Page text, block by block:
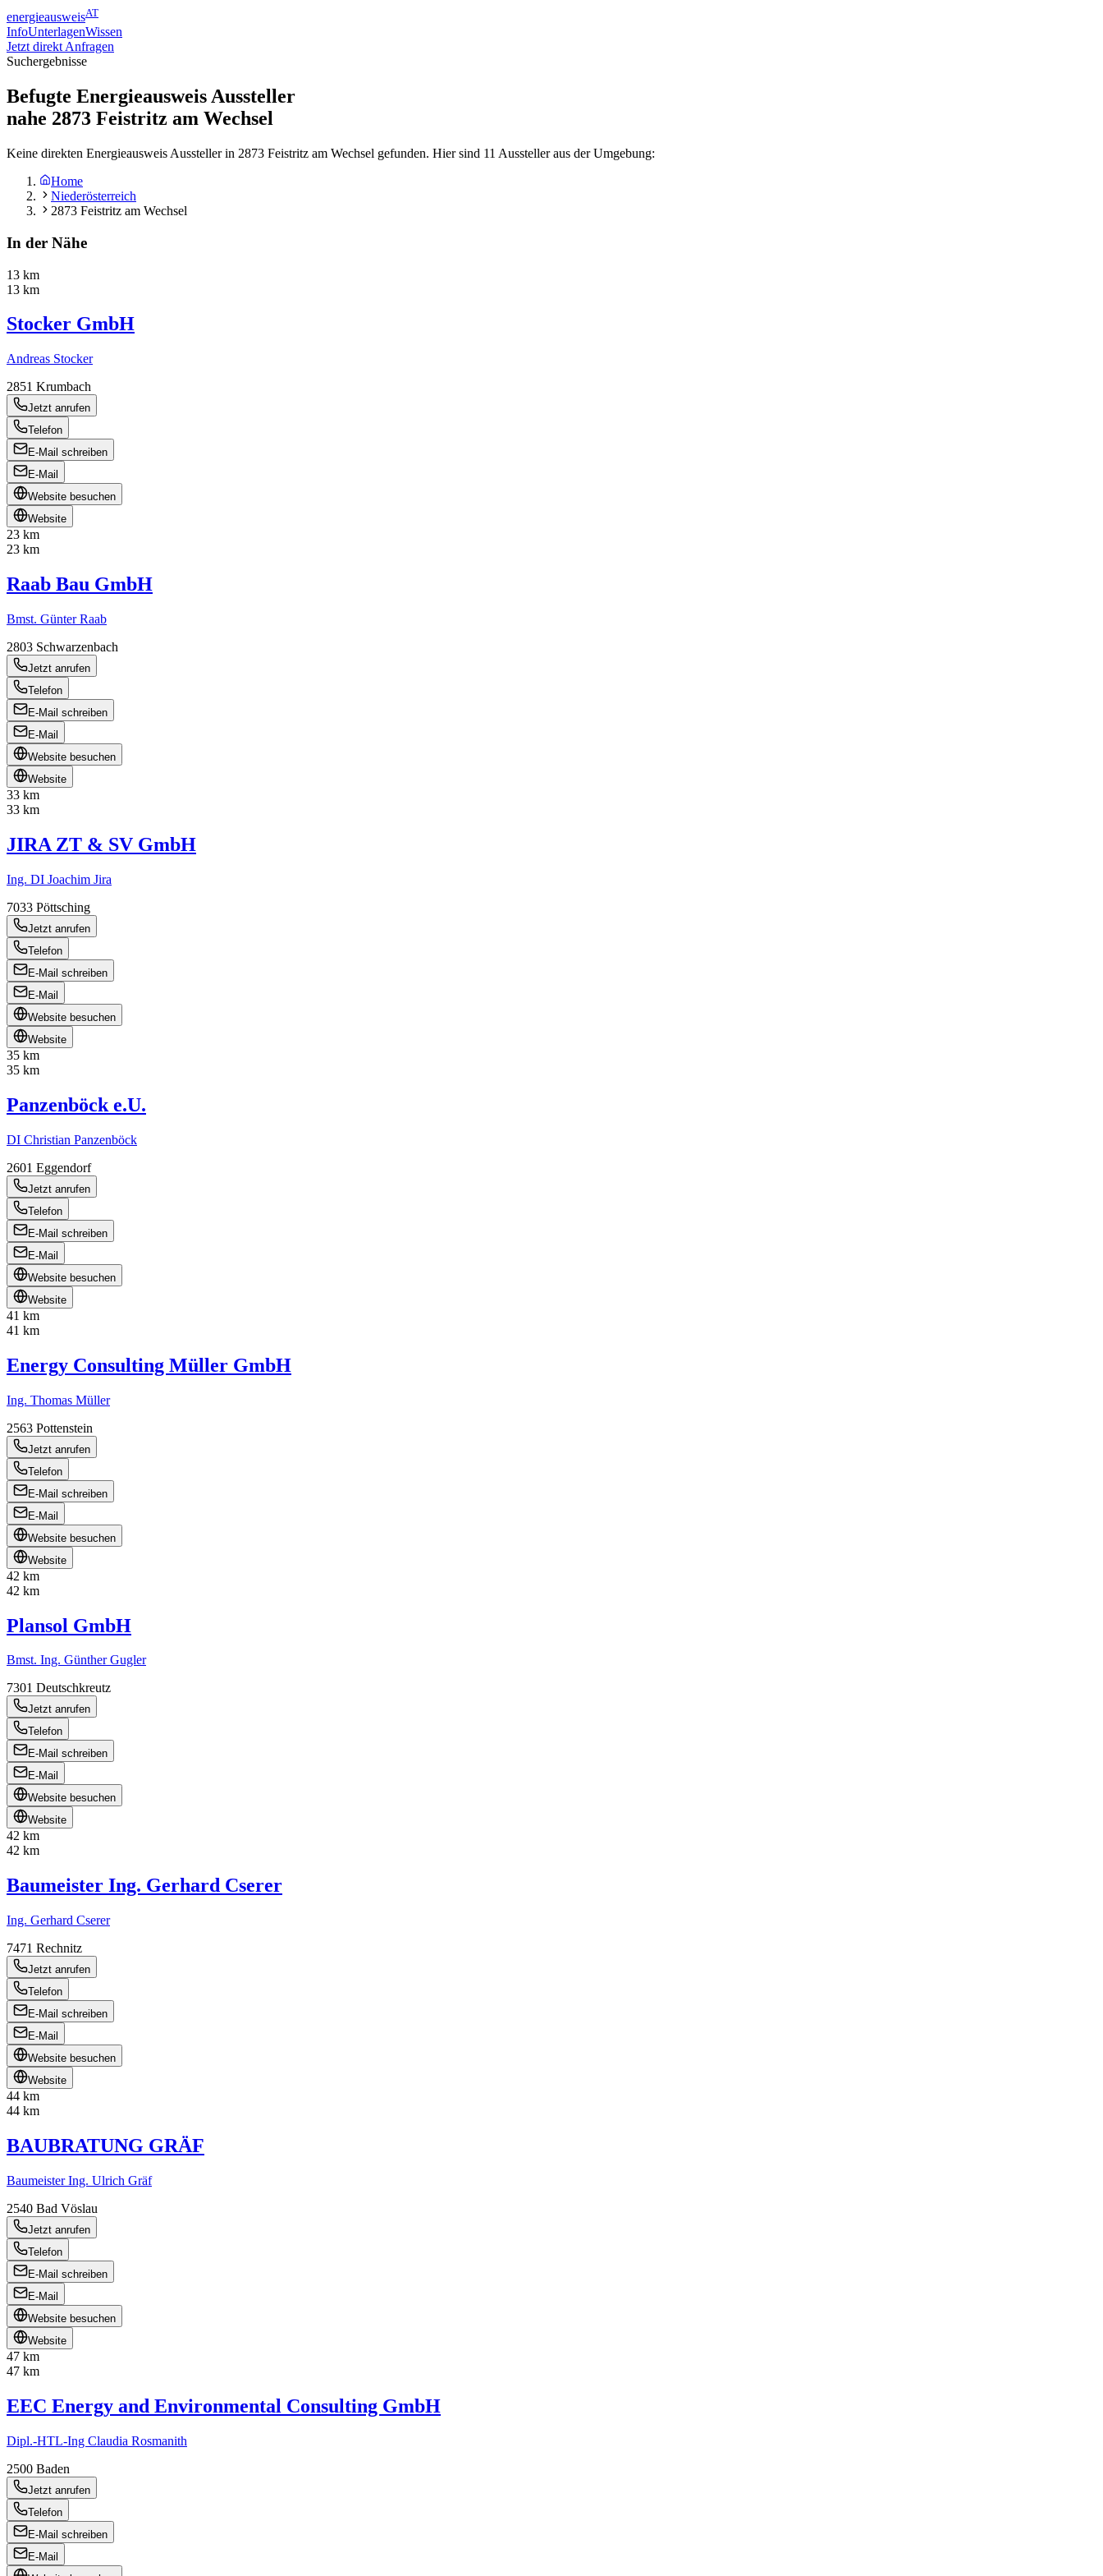
energieausweisAT
InfoUnterlagenWissen
Jetzt direkt Anfragen
Suchergebnisse
Befugte Energieausweis Aussteller
nahe 2873 Feistritz am Wechsel
Keine direkten Energieausweis Aussteller in 2873 Feistritz am Wechsel gefunden. Hier sind 11 Aussteller aus der Umgebung:
Home
Niederösterreich
2873 Feistritz am Wechsel
In der Nähe
13 km
13 km
Stocker GmbH
Andreas Stocker
2851 Krumbach
Jetzt anrufen
Telefon
E-Mail schreiben
E-Mail
Website besuchen
Website
23 km
23 km
Raab Bau GmbH
Bmst. Günter Raab
2803 Schwarzenbach
Jetzt anrufen
Telefon
E-Mail schreiben
E-Mail
Website besuchen
Website
33 km
33 km
JIRA ZT & SV GmbH
Ing. DI Joachim Jira
7033 Pöttsching
Jetzt anrufen
Telefon
E-Mail schreiben
E-Mail
Website besuchen
Website
35 km
35 km
Panzenböck e.U.
DI Christian Panzenböck
2601 Eggendorf
Jetzt anrufen
Telefon
E-Mail schreiben
E-Mail
Website besuchen
Website
41 km
41 km
Energy Consulting Müller GmbH
Ing. Thomas Müller
2563 Pottenstein
Jetzt anrufen
Telefon
E-Mail schreiben
E-Mail
Website besuchen
Website
42 km
42 km
Plansol GmbH
Bmst. Ing. Günther Gugler
7301 Deutschkreutz
Jetzt anrufen
Telefon
E-Mail schreiben
E-Mail
Website besuchen
Website
42 km
42 km
Baumeister Ing. Gerhard Cserer
Ing. Gerhard Cserer
7471 Rechnitz
Jetzt anrufen
Telefon
E-Mail schreiben
E-Mail
Website besuchen
Website
44 km
44 km
BAUBRATUNG GRÄF
Baumeister Ing. Ulrich Gräf
2540 Bad Vöslau
Jetzt anrufen
Telefon
E-Mail schreiben
E-Mail
Website besuchen
Website
47 km
47 km
EEC Energy and Environmental Consulting GmbH
Dipl.-HTL-Ing Claudia Rosmanith
2500 Baden
Jetzt anrufen
Telefon
E-Mail schreiben
E-Mail